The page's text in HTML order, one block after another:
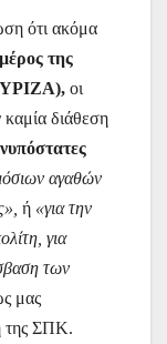
ότι ακόμα
μέρος της
οι
καμία διάθεση
αγαθών
ή «για την
για
των
μας
της ΣΠΚ.